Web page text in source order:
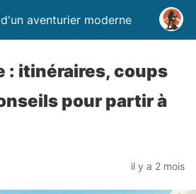
aventurier moderne
: itinéraires, coups
pour partir à
il y a 2 mois